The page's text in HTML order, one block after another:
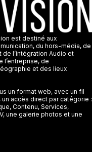
est destiné aux
du hors-média, de
l’intégration Audio et
l’entreprise, de
et des lieux
un format web, avec un fil
accès direct par catégorie :
Contenu, Services,
une galerie photos et une